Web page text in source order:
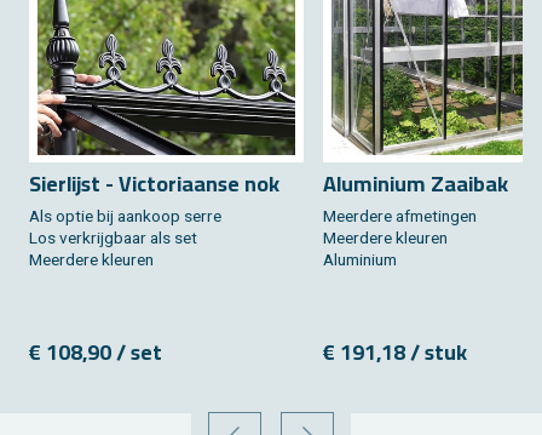
Sier­lijst - Vic­to­ri­aan­se nok
Als optie bij aan­koop serre
Los ver­krijg­baar als set
Meer­de­re kleu­ren
€ 108,90 / set
Alu­mi­ni­um Zaai­bak
Meer­de­re af­me­tin­gen
Meer­de­re kleu­ren
Alu­mi­ni­um
€ 191,18 / stuk